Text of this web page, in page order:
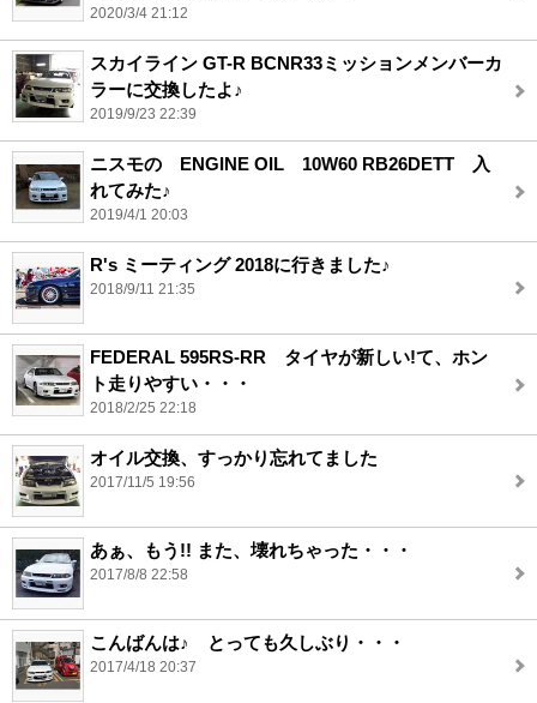
2020/3/4 21:12
スカイライン GT-R BCNR33ミッションメンバーカ
ラーに交換したよ♪
2019/9/23 22:39
ニスモの ENGINE OIL 10W60 RB26DETT 入
れてみた♪
2019/4/1 20:03
R's ミーティング 2018に行きました♪
2018/9/11 21:35
FEDERAL 595RS-RR タイヤが新しい!て、ホン
ト走りやすい・・・
2018/2/25 22:18
オイル交換、すっかり忘れてました
2017/11/5 19:56
あぁ、もう!! また、壊れちゃった・・・
2017/8/8 22:58
こんばんは♪ とっても久しぶり・・・
2017/4/18 20:37